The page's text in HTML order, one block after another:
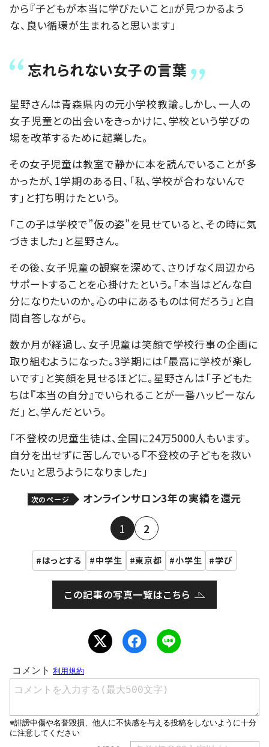
から『子どもが本当に学びたいこと』が見つかるよう
な、良い循環が生まれると思います」
忘れられない女子の言葉
星野さんは青森県内の元小学校教諭。しかし、一人の
女子児童との出会いをきっかけに、学校という学びの
場を改革するために起業した。
その女子児童は教室で静かに本を読んでいることが多
かったが、1学期のある日、「私、学校が合わないんで
す」と打ち明けたという。
「この子は学校で”仮の姿”を見せていると、その時に気
づきました」と星野さん。
その後、女子児童の観察を深めて、さりげなく周辺から
サポートすることを心掛けたという。「本当はどんな自
分になりたいのか。心の中にあるものは何だろう」と自
問自答しながら。
数か月が経過し、女子児童は笑顔で学校行事の企画に
取り組むようになった。3学期には「最高に学校が楽し
いです」と笑顔を見せるほどに。星野さんは「子どもた
ちは『本当の自分』でいられることが一番ハッピーなん
だ」と、学んだという。
「不登校の児童生徒は、全国に24万5000人もいます。
自分を出せずに苦しんでいる『不登校の子どもを救い
たい』と思うようになりました」
次のページ オンラインサロン3年の実績を還元
1 2
はっとする 中学生 東京都 小学生 学び
この記事の写真一覧はこちら